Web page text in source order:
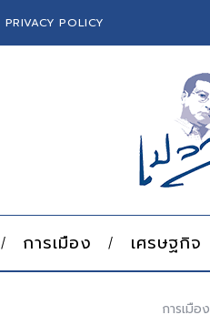
PRIVACY POLICY
การเมือง เศรษฐกิจ
การเมือง